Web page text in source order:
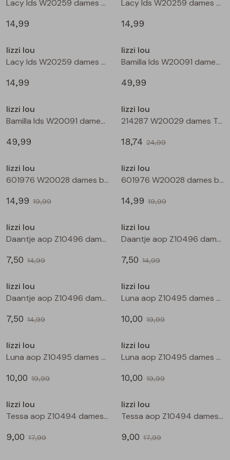
Blouses lange mouw
Sweatshirts
Pullover
Vesten
Gilet spencers
Jackjes
Blazers
Buitenjack
Bermuda's
Piraat broeken
Lange broeken
Rokken
Bermuda's
Lange broek
Jackjes
Jassen
Bermudas
Lange broeken
Leggings
Rokken
Lange broeken
Lange broeken
Leggings
Rokken
Sweatshirts
T-shirts lange mouw
Tops
Vesten
Lacy lds W20259 dames T-shirt lm Bruin donker
14,99
Lacy lds W20259 dames T-shirt lm Wijnrood
14,99
lizzi lou
Lacy lds W20259 dames T-shirt lm Zwart
14,99
lizzi lou
Bamilla lds W20091 dames denim jack Kit
49,99
lizzi lou
Bamilla lds W20091 dames denim jack Bruin
49,99
lizzi lou
214287 W20029 dames T-shirt km Wijnrood
18,74 24,99
lizzi lou
601976 W20028 dames bermuda Wijnrood
14,99 19,99
lizzi lou
601976 W20028 dames bermuda Marine
14,99 19,99
lizzi lou
Daantje aop Z10496 dames T-shirt km Zwart
7,50 14,99
lizzi lou
Daantje aop Z10496 dames T-shirt km Kit
7,50 14,99
lizzi lou
Daantje aop Z10496 dames T-shirt km Marine
7,50 14,99
lizzi lou
Luna aop Z10495 dames bloese km Zwart
10,00 19,99
lizzi lou
Luna aop Z10495 dames bloese km Kit
10,00 19,99
lizzi lou
Luna aop Z10495 dames bloese km Marine
10,00 19,99
lizzi lou
Tessa aop Z10494 dames bermuda Zwart
9,00 17,99
lizzi lou
Tessa aop Z10494 dames bermuda Marine
9,00 17,99